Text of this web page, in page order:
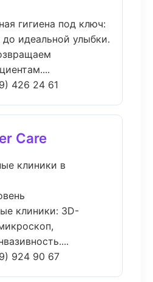
гигиена под ключ:
до идеальной улыбки.
426 24 61
Care
клиники в
клиники: 3D-
924 90 67